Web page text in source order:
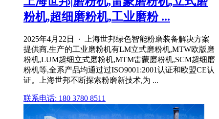
粉机,超细磨粉机,工业磨粉 ...
2025年4月22日 · 上海世邦绿色智能粉磨装备解决方案
提供商,生产的工业磨粉机有LM立式磨粉机,MTW欧版磨
粉机,LUM超细立式磨粉机,MTM雷蒙磨粉机,SCM超细磨
粉机等,全系产品均通过过ISO9001:2001认证和欧盟CE认
证。上海世邦不断探索粉磨新技术,为 ...
联系电话: 180 3780 8511